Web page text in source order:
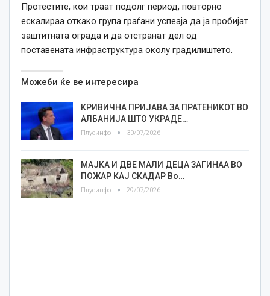
Протестите, кои траат подолг период, повторно
ескалираа откако група граѓани успеаја да ја пробијат
заштитната ограда и да отстранат дел од
поставената инфраструктура околу градилиштето.
Можеби ќе ве интересира
КРИВИЧНА ПРИЈАВА ЗА ПРАТЕНИКОТ ВО
АЛБАНИЈА ШТО УКРАДЕ…
Плусинфо 30/07/2026
МАЈКА И ДВЕ МАЛИ ДЕЦА ЗАГИНАА ВО
ПОЖАР КАЈ СКАДАР Во…
Плусинфо 29/07/2026